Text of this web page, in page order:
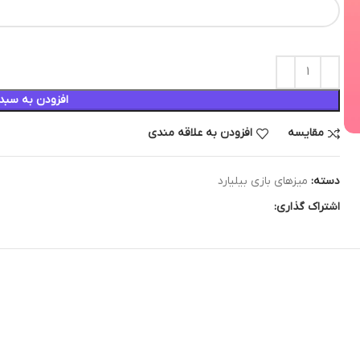
افزودن به
مقایسه افزودن به علاقه مندی
دسته: میزهای بازی بیلیارد
اشتراک گذاری: